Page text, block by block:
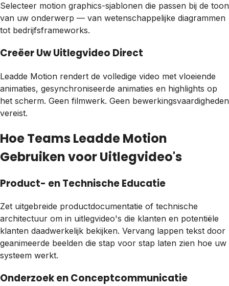
Selecteer motion graphics-sjablonen die passen bij de toon
van uw onderwerp — van wetenschappelijke diagrammen
tot bedrijfsframeworks.
Creëer Uw Uitlegvideo Direct
Leadde Motion rendert de volledige video met vloeiende
animaties, gesynchroniseerde animaties en highlights op
het scherm. Geen filmwerk. Geen bewerkingsvaardigheden
vereist.
Hoe Teams Leadde Motion
Gebruiken voor Uitlegvideo's
Product- en Technische Educatie
Zet uitgebreide productdocumentatie of technische
architectuur om in uitlegvideo's die klanten en potentiële
klanten daadwerkelijk bekijken. Vervang lappen tekst door
geanimeerde beelden die stap voor stap laten zien hoe uw
systeem werkt.
Onderzoek en Conceptcommunicatie